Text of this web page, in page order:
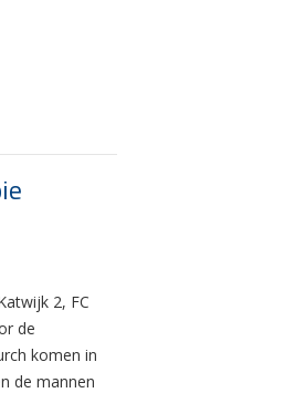
2, FC
de
komen in
de mannen